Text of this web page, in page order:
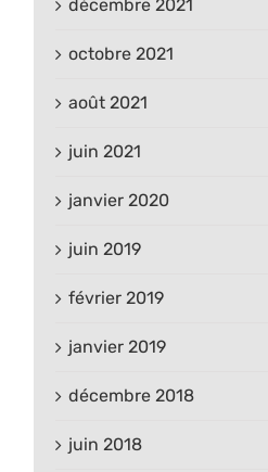
décembre 2021
octobre 2021
août 2021
juin 2021
janvier 2020
juin 2019
février 2019
janvier 2019
décembre 2018
juin 2018